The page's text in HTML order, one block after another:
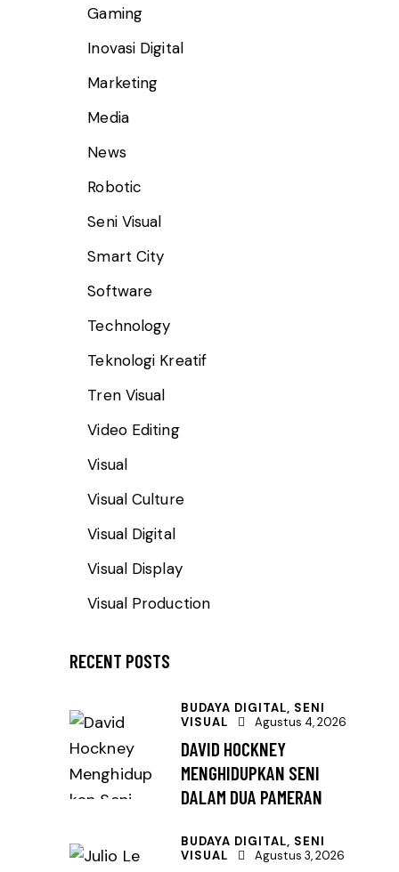
Gaming
Inovasi Digital
Marketing
Media
News
Robotic
Seni Visual
Smart City
Software
Technology
Teknologi Kreatif
Tren Visual
Video Editing
Visual
Visual Culture
Visual Digital
Visual Display
Visual Production
RECENT POSTS
BUDAYA DIGITAL, SENI
VISUAL
Agustus 4, 2026
DAVID HOCKNEY
MENGHIDUPKAN SENI
DALAM DUA PAMERAN
BUDAYA DIGITAL, SENI
VISUAL
Agustus 3, 2026